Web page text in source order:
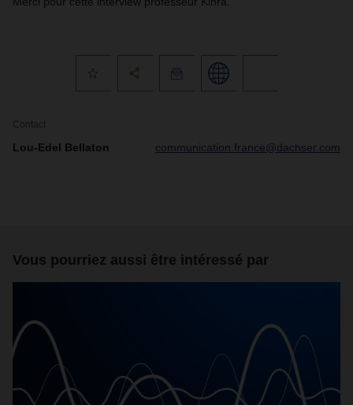
Contact
Lou-Edel Bellaton communication.france@dachser.com
Vous pourriez aussi être intéressé par